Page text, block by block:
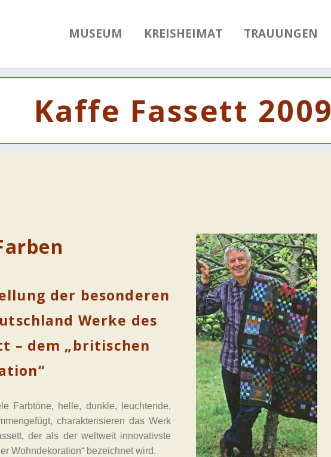
MUSEUM KREISHEIMAT TRAUUNGEN
Kaffe Fassett 2009
der besonderen
Werke des
– dem „britischen
Farbtöne, helle, dunkle, leuchtende,
charakterisieren das Werk
der als der weltweit innovativste
Wohndekoration“ bezeichnet wird.